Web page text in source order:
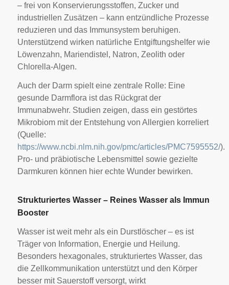
– frei von Konservierungsstoffen, Zucker und
industriellen Zusätzen – kann entzündliche Prozesse
reduzieren und das Immunsystem beruhigen.
Unterstützend wirken natürliche Entgiftungshelfer wie
Löwenzahn, Mariendistel, Natron, Zeolith oder
Chlorella-Algen.
Auch der Darm spielt eine zentrale Rolle: Eine
gesunde Darmflora ist das Rückgrat der
Immunabwehr. Studien zeigen, dass ein gestörtes
Mikrobiom mit der Entstehung von Allergien korreliert
(Quelle:
https://www.ncbi.nlm.nih.gov/pmc/articles/PMC7595552/).
Pro- und präbiotische Lebensmittel sowie gezielte
Darmkuren können hier echte Wunder bewirken.
Strukturiertes Wasser – Reines Wasser als Immun
Booster
Wasser ist weit mehr als ein Durstlöscher – es ist
Träger von Information, Energie und Heilung.
Besonders hexagonales, strukturiertes Wasser, das
die Zellkommunikation unterstützt und den Körper
besser mit Sauerstoff versorgt, wirkt